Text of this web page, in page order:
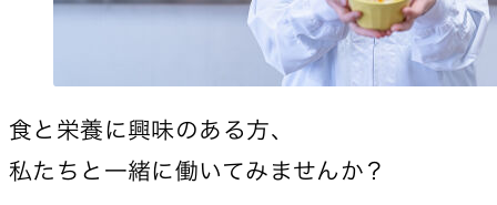
食と栄養に興味のある方、
私たちと一緒に働いてみませんか？